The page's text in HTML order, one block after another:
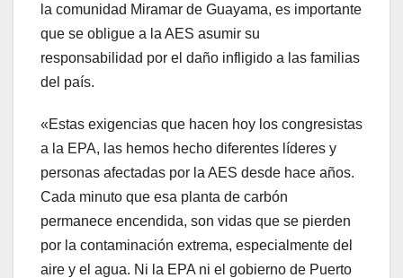
la comunidad Miramar de Guayama, es importante
que se obligue a la AES asumir su
responsabilidad por el daño infligido a las familias
del país.
«Estas exigencias que hacen hoy los congresistas
a la EPA, las hemos hecho diferentes líderes y
personas afectadas por la AES desde hace años.
Cada minuto que esa planta de carbón
permanece encendida, son vidas que se pierden
por la contaminación extrema, especialmente del
aire y el agua. Ni la EPA ni el gobierno de Puerto